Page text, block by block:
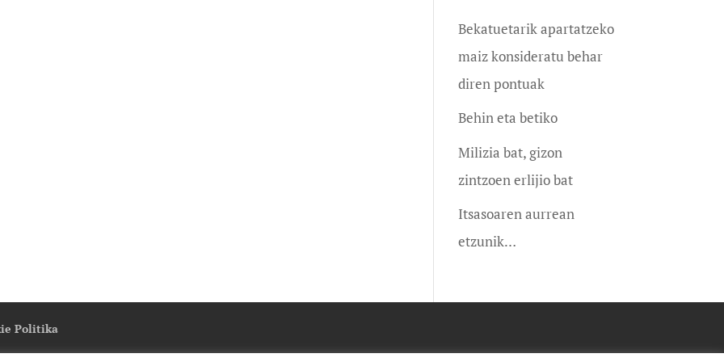
Bekatuetarik apartatzeko
maiz konsideratu behar
diren pontuak
Behin eta betiko
Milizia bat, gizon
zintzoen erlijio bat
Itsasoaren aurrean
etzunik…
Politika